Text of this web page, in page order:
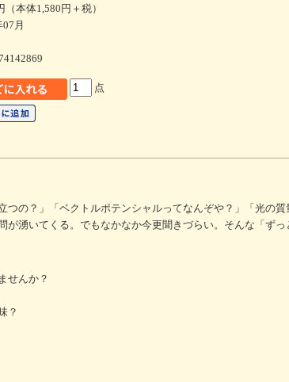
（本体1,580円＋税）
月
点
つの？」「ベクトルポテンシャルってなんぞや？」「光の
が湧いてくる。でもなかなか今更聞きづらい。そんな「ず
せんか？
？